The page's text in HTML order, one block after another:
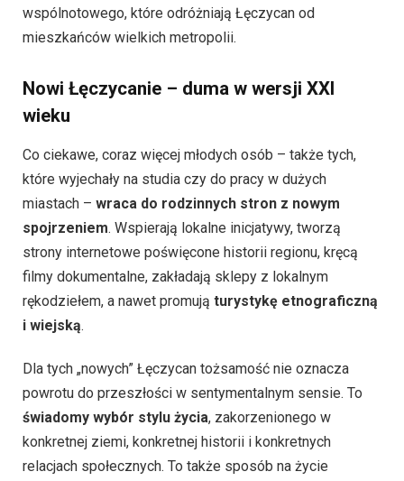
wspólnotowego, które odróżniają Łęczycan od
mieszkańców wielkich metropolii.
Nowi Łęczycanie – duma w wersji XXI
wieku
Co ciekawe, coraz więcej młodych osób – także tych,
które wyjechały na studia czy do pracy w dużych
miastach – wraca do rodzinnych stron z nowym
spojrzeniem. Wspierają lokalne inicjatywy, tworzą
strony internetowe poświęcone historii regionu, kręcą
filmy dokumentalne, zakładają sklepy z lokalnym
rękodziełem, a nawet promują turystykę etnograficzną
i wiejską.
Dla tych „nowych” Łęczycan tożsamość nie oznacza
powrotu do przeszłości w sentymentalnym sensie. To
świadomy wybór stylu życia, zakorzenionego w
konkretnej ziemi, konkretnej historii i konkretnych
relacjach społecznych. To także sposób na życie